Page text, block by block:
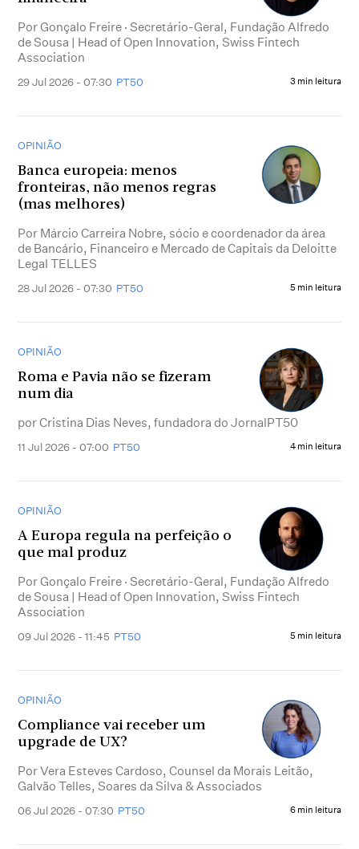
Por Gonçalo Freire · Secretário-Geral, Fundação Alfredo
de Sousa | Head of Open Innovation, Swiss Fintech
Association
29 Jul 2026 - 07:30 PT50 3 min leitura
OPINIÃO
Banca europeia: menos
fronteiras, não menos regras
(mas melhores)
Por Márcio Carreira Nobre, sócio e coordenador da área
de Bancário, Financeiro e Mercado de Capitais da Deloitte
Legal TELLES
28 Jul 2026 - 07:30 PT50 5 min leitura
OPINIÃO
Roma e Pavia não se fizeram
num dia
por Cristina Dias Neves, fundadora do JornalPT50
11 Jul 2026 - 07:00 PT50 4 min leitura
OPINIÃO
A Europa regula na perfeição o
que mal produz
Por Gonçalo Freire · Secretário-Geral, Fundação Alfredo
de Sousa | Head of Open Innovation, Swiss Fintech
Association
09 Jul 2026 - 11:45 PT50 5 min leitura
OPINIÃO
Compliance vai receber um
upgrade de UX?
Por Vera Esteves Cardoso, Counsel da Morais Leitão,
Galvão Telles, Soares da Silva & Associados
06 Jul 2026 - 07:30 PT50 6 min leitura